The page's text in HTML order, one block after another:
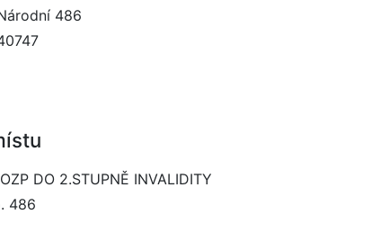
486
DO 2.STUPNĚ INVALIDITY
486